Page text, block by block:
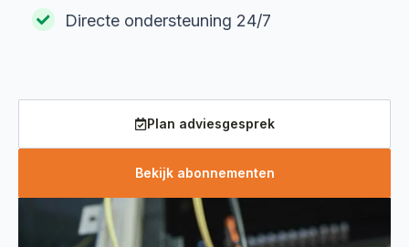
Directe ondersteuning 24/7
Plan adviesgesprek
Bekijk abonnementen